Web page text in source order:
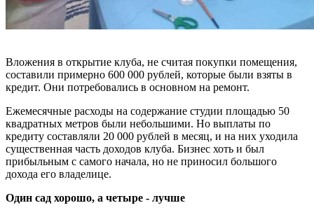
Вложения в открытие клуба, не считая покупки помещения,
составили примерно 600 000 рублей, которые были взяты в
кредит. Они потребовались в основном на ремонт.
Ежемесячные расходы на содержание студии площадью 50
квадратных метров были небольшими. Но выплаты по
кредиту составляли 20 000 рублей в месяц, и на них уходила
существенная часть доходов клуба. Бизнес хоть и был
прибыльным с самого начала, но не приносил большого
дохода его владелице.
Один сад хорошо, а четыре - лучше